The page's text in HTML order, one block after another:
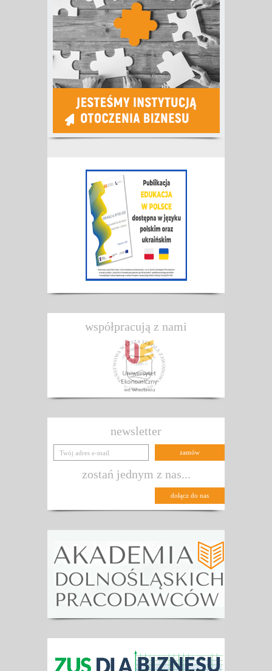
współpracują z nami
newsletter
zostań jednym z nas...